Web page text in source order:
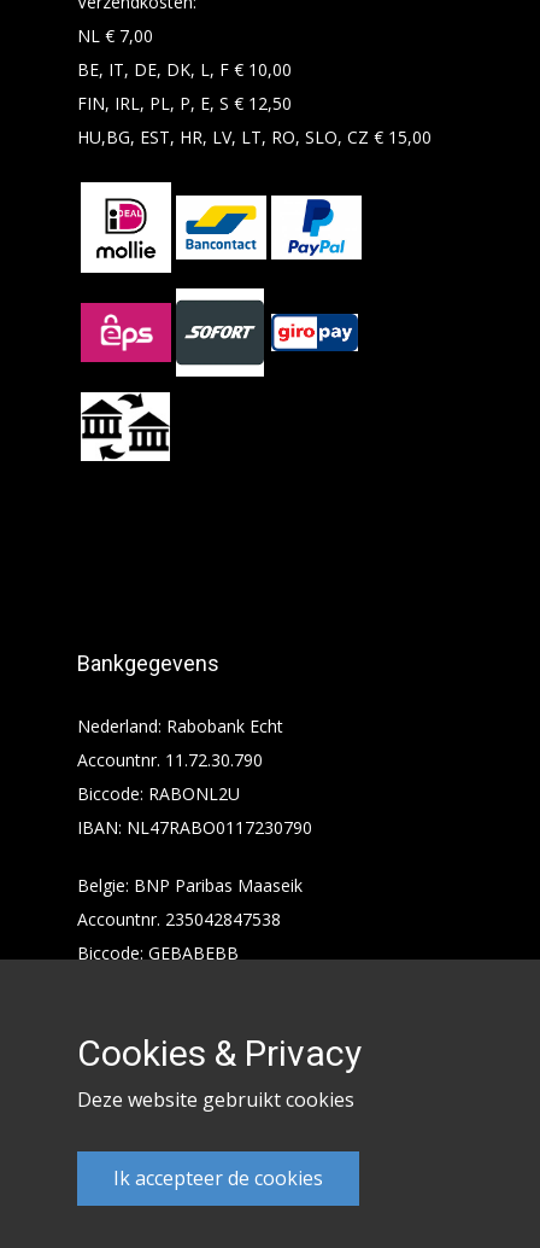
NL € 7,00
BE, IT, DE, DK, L, F € 10,00
FIN, IRL, PL, P, E, S € 12,50
HU,BG, EST, HR, LV, LT, RO, SLO, CZ € 15,00
Bankgegevens
Nederland: Rabobank Echt
Accountnr. 11.72.30.790
Biccode: RABONL2U
IBAN: NL47RABO0117230790
Belgie: BNP Paribas Maaseik
Accountnr. 235042847538
Biccode: GEBABEBB
Keencarp 2020
Cookies & Privacy
Deze website gebruikt cookies
Ik accepteer de cookies